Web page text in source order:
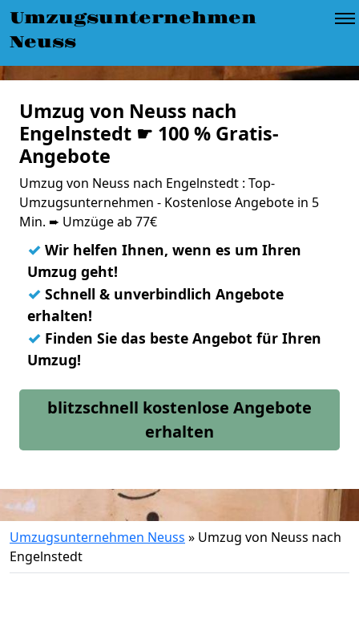
Umzugsunternehmen
Neuss
Umzug von Neuss nach
Engelnstedt ☛ 100 % Gratis-
Angebote
Umzug von Neuss nach Engelnstedt : Top-
Umzugsunternehmen - Kostenlose Angebote in 5
Min. ➨ Umzüge ab 77€
✓ Wir helfen Ihnen, wenn es um Ihren
Umzug geht!
✓ Schnell & unverbindlich Angebote
erhalten!
✓ Finden Sie das beste Angebot für Ihren
Umzug!
blitzschnell kostenlose Angebote
erhalten
Umzugsunternehmen Neuss » Umzug von Neuss nach
Engelnstedt